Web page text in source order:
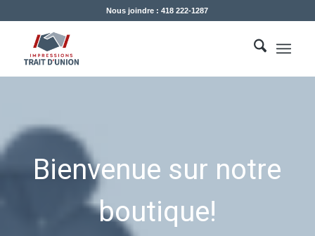
Nous joindre : 418 222-1287
Bienvenue sur notre
boutique!